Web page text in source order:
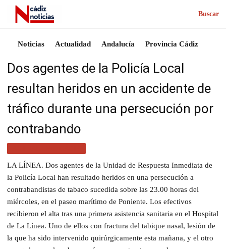
Buscar
Noticias Actualidad Andalucía Provincia Cádiz
Dos agentes de la Policía Local
resultan heridos en un accidente de
tráfico durante una persecución por
contrabando
LA LÍNEA. Dos agentes de la Unidad de Respuesta Inmediata de
la Policía Local han resultado heridos en una persecución a
contrabandistas de tabaco sucedida sobre las 23.00 horas del
miércoles, en el paseo marítimo de Poniente. Los efectivos
recibieron el alta tras una primera asistencia sanitaria en el Hospital
de La Línea. Uno de ellos con fractura del tabique nasal, lesión de
la que ha sido intervenido quirúrgicamente esta mañana, y el otro